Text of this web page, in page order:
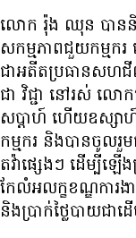
លោក រ៉ុង ឈុន បាន​និ
សកម្មភាព​ជួយ​កម្មក
ជា​អតីត​ប្រធាន​សហជី
ជា វិជ្ជា នៅ​រស់ លោ
សប្ដាហ៍ ហើយ​ឧស្សាហ៍​
កម្មករ និង​បាន​ចូល​រួ
តវ៉ា​ផ្សេងៗ ដើម្បី​ឡើង​
កែលំអ​លក្ខខណ្ឌ​ការង
និង​ប្រាក់​ថ្លៃ​បាយ​ជាដ